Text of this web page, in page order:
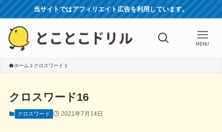
当サイトではアフィリエイト広告を利用しています。
MENU
ホーム クロスワード
クロスワード16
クロスワード 2021年7月14日